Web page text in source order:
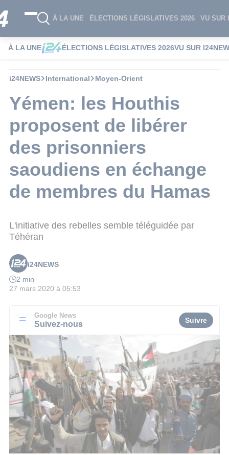
À LA UNE ÉLECTIONS LÉGISLATIVES 2026 VU SUR
À LA UNE ÉLECTIONS LÉGISLATIVES 2026VU SUR
i24NEWS International Moyen-Orient
Yémen: les Houthis
proposent de libérer
des prisonniers
saoudiens en échange
de membres du Hamas
L'initiative des rebelles semble téléguidée par
Téhéran
i24NEWS
2 min
27 mars 2020 à 05:53
Google News
Suivez-nous Suivre